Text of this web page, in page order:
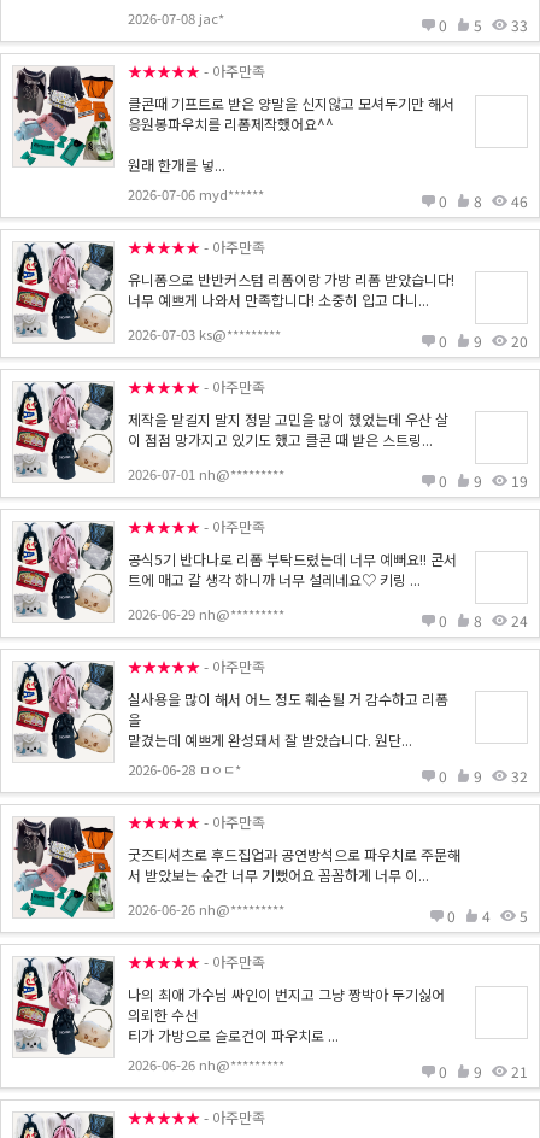
2026-07-08 jac* 0 5 33
★★★★★- 아주만족
클콘때 기프트로 받은 양말을 신지않고 모셔두기만 해서
응원봉파우치를 리폼제작했어요^^
원래 한개를 넣...
2026-07-06 myd****** 0 8 46
★★★★★- 아주만족
유니폼으로 반반커스텀 리폼이랑 가방 리폼 받았습니다!
너무 예쁘게 나와서 만족합니다! 소중히 입고 다니...
2026-07-03 ks@********* 0 9 20
★★★★★- 아주만족
제작을 맡길지 말지 정말 고민을 많이 했었는데 우산 살
이 점점 망가지고 있기도 했고 클콘 때 받은 스트링...
2026-07-01 nh@********* 0 9 19
★★★★★- 아주만족
공식5기 반다나로 리폼 부탁드렸는데 너무 예뻐요!! 콘서
트에 매고 갈 생각 하니까 너무 설레네요♡ 키링 ...
2026-06-29 nh@********* 0 8 24
★★★★★- 아주만족
실사용을 많이 해서 어느 정도 훼손될 거 감수하고 리폼
을
맡겼는데 예쁘게 완성돼서 잘 받았습니다. 원단...
2026-06-28 ㅁㅇㄷ* 0 9 32
★★★★★- 아주만족
굿즈티셔츠로 후드집업과 공연방석으로 파우치로 주문해
서 받았보는 순간 너무 기뻤어요 꼼꼼하게 너무 이...
2026-06-26 nh@********* 0 4 5
★★★★★- 아주만족
나의 최애 가수님 싸인이 번지고 그냥 짱박아 두기싫어
의뢰한 수선
티가 가방으로 슬로건이 파우치로 ...
2026-06-26 nh@********* 0 9 21
★★★★★- 아주만족